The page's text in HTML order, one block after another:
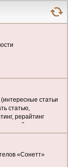
статьи
статью,
рерайтинг
сайтов
«Сонетт»